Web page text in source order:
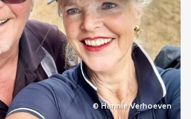
© Hannie Verhoeven